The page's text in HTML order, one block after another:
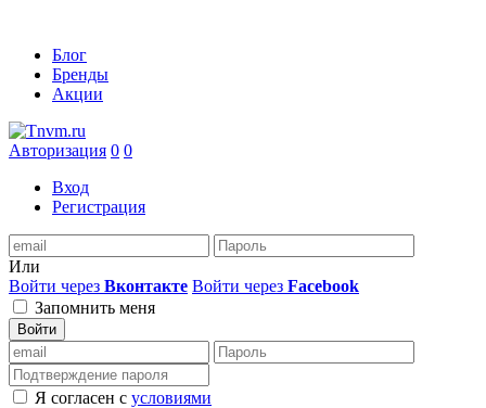
Блог
Бренды
Акции
Авторизация 0 0
Вход
Регистрация
Или
Войти через Вконтакте Войти через Facebook
Запомнить меня
Войти
Я согласен с условиями